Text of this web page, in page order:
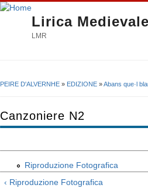
Lirica
LMR
PEIRE D'ALVERNHE » EDIZIONE »Abans que·l
Canzoniere N2
Riproduzione Fotografica
‹ Riproduzione Fotografica